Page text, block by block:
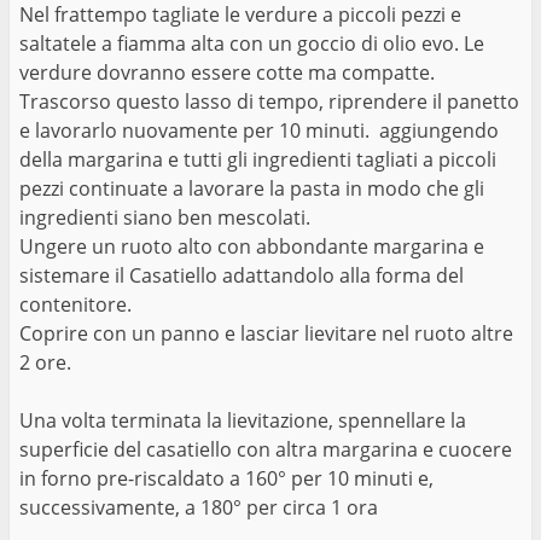
Nel frattempo tagliate le verdure a piccoli pezzi e
saltatele a fiamma alta con un goccio di olio evo. Le
verdure dovranno essere cotte ma compatte.
Trascorso questo lasso di tempo, riprendere il panetto
e lavorarlo nuovamente per 10 minuti. aggiungendo
della margarina e tutti gli ingredienti tagliati a piccoli
pezzi continuate a lavorare la pasta in modo che gli
ingredienti siano ben mescolati.
Ungere un ruoto alto con abbondante margarina e
sistemare il Casatiello adattandolo alla forma del
contenitore.
Coprire con un panno e lasciar lievitare nel ruoto altre
2 ore.
Una volta terminata la lievitazione, spennellare la
superficie del casatiello con altra margarina e cuocere
in forno pre-riscaldato a 160° per 10 minuti e,
successivamente, a 180° per circa 1 ora